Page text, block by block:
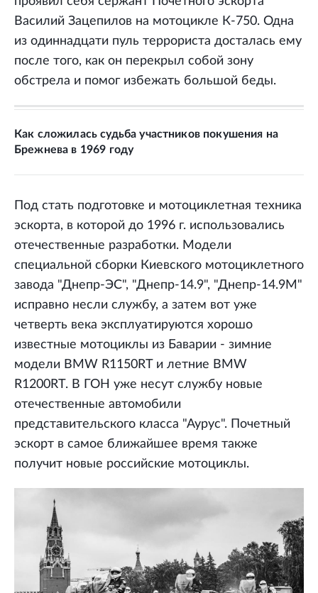
Василий Зацепилов на мотоцикле К-750. Одна
из одиннадцати пуль террориста досталась ему
после того, как он перекрыл собой зону
обстрела и помог избежать большой беды.
Как сложилась судьба участников покушения на
Брежнева в 1969 году
Под стать подготовке и мотоциклетная техника
эскорта, в которой до 1996 г. использовались
отечественные разработки. Модели
специальной сборки Киевского мотоциклетного
завода "Днепр-ЭС", "Днепр-14.9", "Днепр-14.9М"
исправно несли службу, а затем вот уже
четверть века эксплуатируются хорошо
известные мотоциклы из Баварии - зимние
модели BMW R1150RT и летние BMW
R1200RT. В ГОН уже несут службу новые
отечественные автомобили
представительского класса "Аурус". Почетный
эскорт в самое ближайшее время также
получит новые российские мотоциклы.